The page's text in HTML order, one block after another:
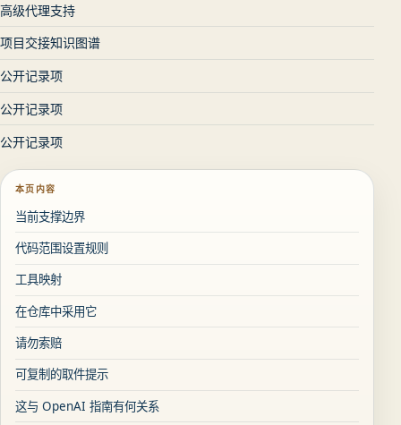
高级代理支持
项目交接知识图谱
公开记录项
公开记录项
公开记录项
本页内容
当前支撑边界
代码范围设置规则
工具映射
在仓库中采用它
请勿索赔
可复制的取件提示
这与 OpenAI 指南有何关系